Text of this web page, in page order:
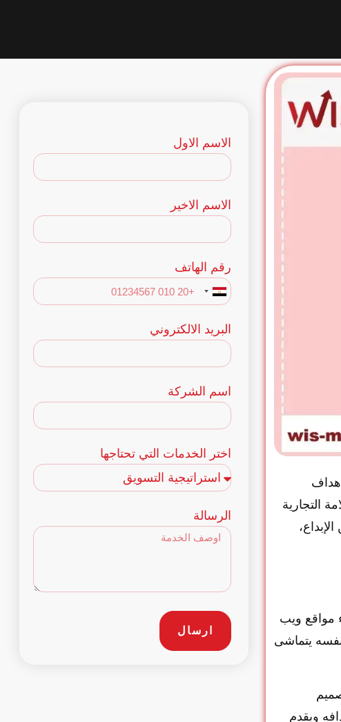
التجارية
مواقع ويب
يتماشى
ويقدم
الاسم الاول
الاسم الاخير
رقم الهاتف
Egypt
البريد الالكتروني
اسم الشركة
اختر الخدمات التي تحتاجها
الرسالة
ارسال